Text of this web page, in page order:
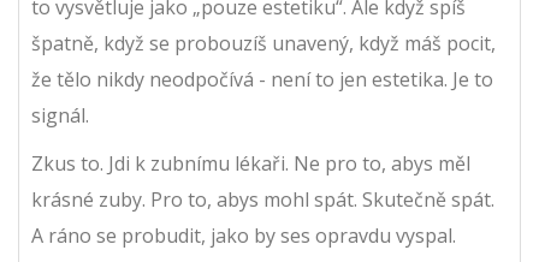
to vysvětluje jako „pouze estetiku“. Ale když spíš
špatně, když se probouzíš unavený, když máš pocit,
že tělo nikdy neodpočívá - není to jen estetika. Je to
signál.
Zkus to. Jdi k zubnímu lékaři. Ne pro to, abys měl
krásné zuby. Pro to, abys mohl spát. Skutečně spát.
A ráno se probudit, jako by ses opravdu vyspal.